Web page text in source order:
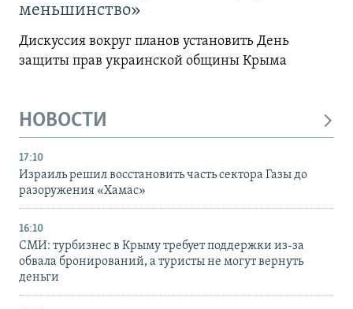
меньшинство»
Дискуссия вокруг планов установить День
защиты прав украинской общины Крыма
НОВОСТИ
17:10
Израиль решил восстановить часть сектора Газы до
разоружения «Хамас»
16:10
СМИ: турбизнес в Крыму требует поддержки из-за
обвала бронирований, а туристы не могут вернуть
деньги